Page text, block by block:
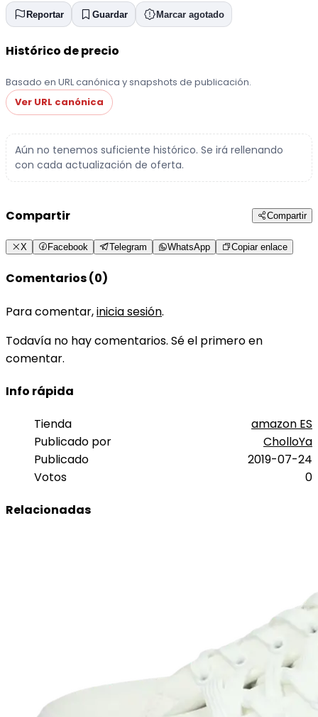
Reportar Guardar Marcar agotado
Histórico de precio
Basado en URL canónica y snapshots de publicación.
Ver URL canónica
Aún no tenemos suficiente histórico. Se irá rellenando
con cada actualización de oferta.
Compartir Compartir
X Facebook Telegram WhatsApp Copiar enlace
Comentarios (0)
Para comentar,inicia sesión.
Todavía no hay comentarios. Sé el primero en
comentar.
Info rápida
Tienda
amazon ES
Publicado por
CholloYa
Publicado
2019-07-24
Votos
0
Relacionadas